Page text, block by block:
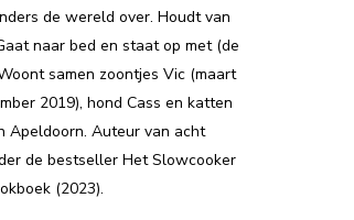
de wereld over. Houdt van
naar bed en staat op met (de
samen zoontjes Vic (maart
2019), hond Cass en katten
Apeldoorn. Auteur van acht
de bestseller Het Slowcooker
(2023).